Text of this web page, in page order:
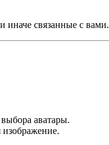
иначе связанные с вами.
аватары.
изображение.